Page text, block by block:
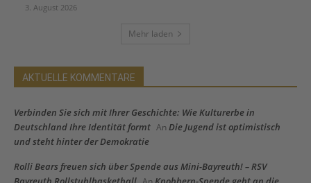
3. August 2026
Mehr laden
AKTUELLE KOMMENTARE
Verbinden Sie sich mit Ihrer Geschichte: Wie Kulturerbe in
Deutschland Ihre Identität formt An Die Jugend ist optimistisch
und steht hinter der Demokratie
Rolli Bears freuen sich über Spende aus Mini-Bayreuth! – RSV